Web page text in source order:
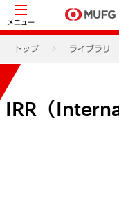
メニュー
トップ ライブラリ
IRR（